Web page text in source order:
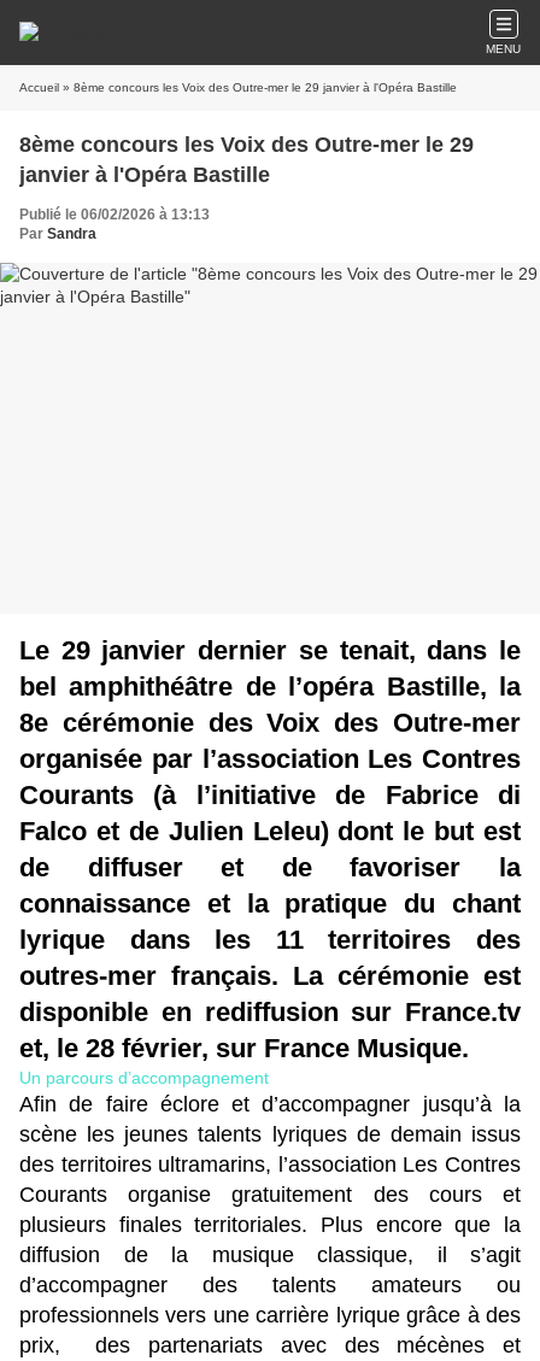
MENU
Accueil » 8ème concours les Voix des Outre-mer le 29 janvier à l'Opéra Bastille
8ème concours les Voix des Outre-mer le 29
janvier à l'Opéra Bastille
Publié le 06/02/2026 à 13:13
Par Sandra
Le 29 janvier dernier se tenait, dans le
bel amphithéâtre de l’opéra Bastille, la
8e cérémonie des Voix des Outre-mer
organisée par l’association Les Contres
Courants (à l’initiative de Fabrice di
Falco et de Julien Leleu) dont le but est
de diffuser et de favoriser la
connaissance et la pratique du chant
lyrique dans les 11 territoires des
outres-mer français. La cérémonie est
disponible en rediffusion sur France.tv
et, le 28 février, sur France Musique.
Un parcours d’accompagnement
Afin de faire éclore et d’accompagner jusqu’à la
scène les jeunes talents lyriques de demain issus
des territoires ultramarins, l’association Les Contres
Courants organise gratuitement des cours et
plusieurs finales territoriales. Plus encore que la
diffusion de la musique classique, il s’agit
d’accompagner des talents amateurs ou
professionnels vers une carrière lyrique grâce à des
prix, des partenariats avec des mécènes et